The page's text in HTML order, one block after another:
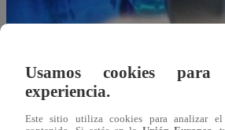
Redacción Latina
Usamos cookies
experiencia.
Este sitio utiliza cookies para analizar